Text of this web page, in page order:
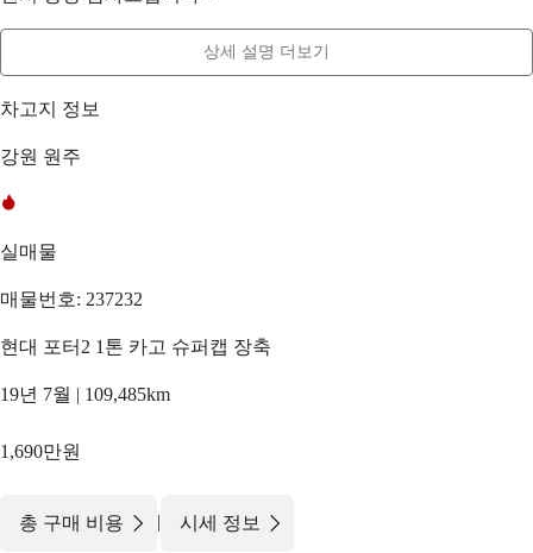
상세 설명 더보기
차고지 정보
강원 원주
실매물
매물번호: 237232
현대 포터2 1톤 카고 슈퍼캡 장축
19년 7월 | 109,485km
1,690만원
총 구매 비용 | 시세 정보